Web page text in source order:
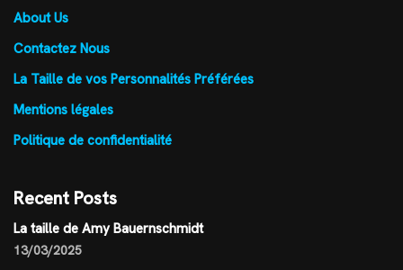
About Us
Contactez Nous
La Taille de vos Personnalités Préférées
Mentions légales
Politique de confidentialité
Recent Posts
La taille de Amy Bauernschmidt
13/03/2025